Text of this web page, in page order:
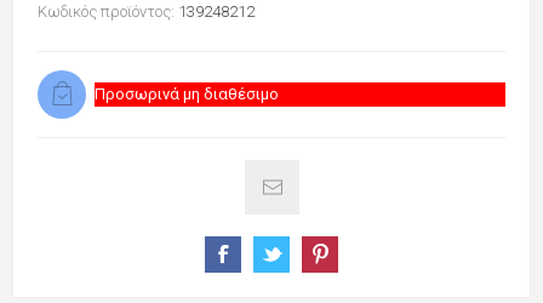
Κωδικός προϊόντος: 139248212
Προσωρινά μη διαθέσιμο